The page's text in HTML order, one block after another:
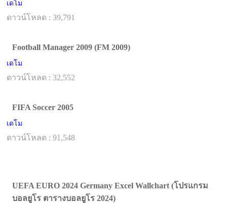
เดโม
ดาวน์โหลด : 39,791
Football Manager 2009 (FM 2009)
เดโม
ดาวน์โหลด : 32,552
FIFA Soccer 2005
เดโม
ดาวน์โหลด : 91,548
UEFA EURO 2024 Germany Excel Wallchart (โปรแกรม
บอลยูโร ตารางบอลยูโร 2024)